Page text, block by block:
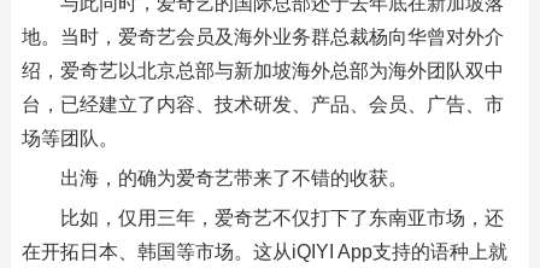
地。当时，爱奇艺会员及海外业务群总裁杨向华曾对外介
绍，爱奇艺以北京总部与新加坡海外总部为海外团队双中
台，已经建立了内容、技术研发、产品、会员、广告、市
场等团队。
出海，的确为爱奇艺带来了不错的收获。
比如，仅用三年，爱奇艺不仅打下了东南亚市场，还
在开拓日本、韩国等市场。这从iQIYI App支持的语种上就